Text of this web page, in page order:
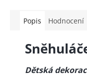
Popis Hodnocení
Dětská